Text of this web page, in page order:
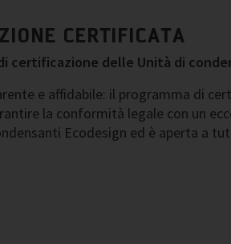
CERTIFICATA
certificazione delle Unità di
e affidabile: il programma di
la conformità legale con un
Ecodesign ed è aperta a